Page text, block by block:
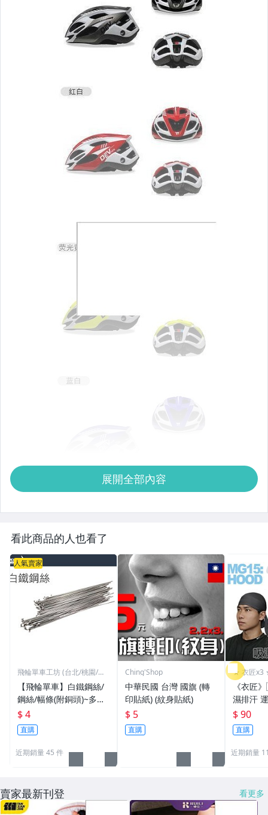
展開全部內容
看此商品的人也看了
人氣賣家
飛輪單車工坊 (台北/桃園/高
【飛輪單車】白鐵鋼絲/
鋼絲/幅條(附銅頭)~多種
規格/一支價格需要多少
買多少[1101]
$ 4
直購
近期銷量 45 件
Ching'Shop
中華民國 台灣 國旗 (轉
印貼紙) (紋身貼紙)
$ 5
直購
★ 衣匠x3
《衣匠
濕排汗
頭巾 機
盜帽
$ 90
直購
近期銷量
賣家最新刊登 看更多